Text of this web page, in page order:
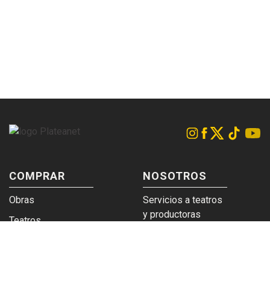
COMPRAR
Obras
Teatros
NOSOTROS
Servicios a teatros
y productoras